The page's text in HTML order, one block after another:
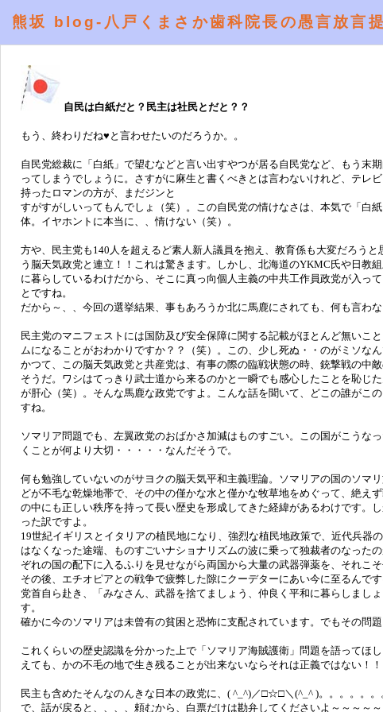
熊坂 blog-八戸くまさか歯科院長の愚言放言
自民は白紙だと？民主は社民とだと？？
もう、終わりだね♥と言わせたいのだろうか。。
自民党総裁に「白紙」で望むなどと言い出すやつが居る自民党など、もう末
ってしまうでしょうに。さすがに麻生と書くべきとは言わないけれど、テレ
持ったロマンの方が、まだジンと
すがすがしいってもんでしょ（笑）。この自民党の情けなさは、本気で「白
体。イヤホントに本当に、、情けない（笑）。
方や、民主党も140人を超えるど素人新人議員を抱え、教育係も大変だろう
う脳天気政党と連立！！これは驚きます。しかし、北海道のYKMC氏や日教
に暮らしているわけだから、そこに真っ向個人主義の中共工作員政党が入っ
とですね。
だから～、、今回の選挙結果、事もあろうか北に馬鹿にされても、何も言わな
民主党のマニフェストには国防及び安全保障に関する記載がほとんど無いこ
ムになることがおわかりですか？？（笑）。この、少し死ぬ・・のがミソなん
かつて、この脳天気政党と共産党は、有事の際の臨戦状態の時、銃撃戦の中
そうだ。ワシはてっきり武士道から来るのかと一瞬でも感心したことを恥じ
が肝心（笑）。そんな馬鹿な政党ですよ。こんな話を聞いて、どこの誰がこ
すね。
ソマリア問題でも、左翼政党のおばかさ加減はものすごい。この国がこう
くことが何より大切・・・・・なんだそうで。
何も勉強していないのがサヨクの脳天気平和主義理論。ソマリアの国のソマ
どが不毛な乾燥地帯で、その中の僅かな水と僅かな牧草地をめぐって、絶
の中にも正しい秩序を持って長い歴史を形成してきた経緯があるわけです。
った訳ですよ。
19世紀イギリスとイタリアの植民地になり、強烈な植民地政策で、近代兵
はなくなった途端、ものすごいナショナリズムの波に乗って独裁者のなった
ぞれの国の配下に入るふりを見せながら両国から大量の武器弾薬を、それこ
その後、エチオピアとの戦争で疲弊した隙にクーデターにあい今に至るんで
党首自ら赴き、「みなさん、武器を捨てましょう、仲良く平和に暮らしまし
す。
確かに今のソマリアは未曾有の貧困と恐怖に支配されています。でもその問
これくらいの歴史認識を分かった上で「ソマリア海賊護衛」問題を語ってほ
えても、かの不毛の地で生き残ることが出来ないならそれは正義ではない！
民主も含めたそんなのんきな日本の政党に、( ^_^)／□☆□＼(^_^ )。。。。。。
で、話が戻ると、、、、頼むから、白票だけは勘弁してくださいよ～～～～～